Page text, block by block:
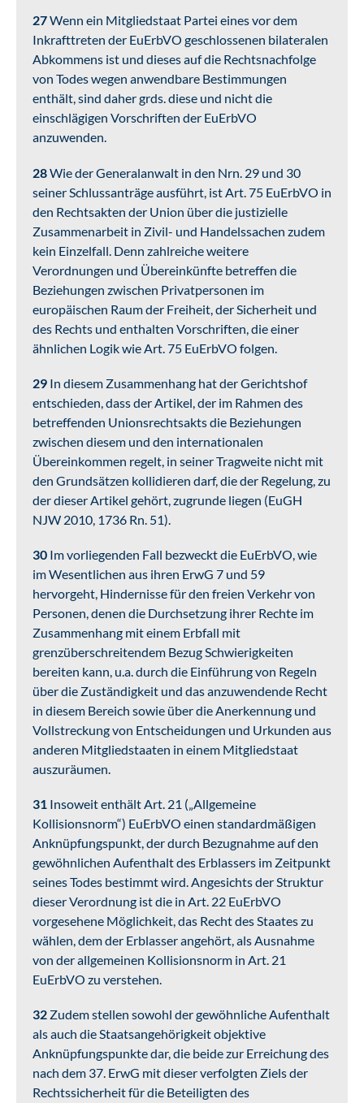
27Wenn ein Mitgliedstaat Partei eines vor dem
Inkrafttreten der EuErbVO geschlossenen bilateralen
Abkommens ist und dieses auf die Rechtsnachfolge
von Todes wegen anwendbare Bestimmungen
enthält, sind daher grds. diese und nicht die
einschlägigen Vorschriften der EuErbVO
anzuwenden.
28Wie der Generalanwalt in den Nrn. 29 und 30
seiner Schlussanträge ausführt, ist Art. 75 EuErbVO in
den Rechtsakten der Union über die justizielle
Zusammenarbeit in Zivil- und Handelssachen zudem
kein Einzelfall. Denn zahlreiche weitere
Verordnungen und Übereinkünfte betreffen die
Beziehungen zwischen Privatpersonen im
europäischen Raum der Freiheit, der Sicherheit und
des Rechts und enthalten Vorschriften, die einer
ähnlichen Logik wie Art. 75 EuErbVO folgen.
29 In diesem Zusammenhang hat der Gerichtshof
entschieden, dass der Artikel, der im Rahmen des
betreffenden Unionsrechtsakts die Beziehungen
zwischen diesem und den internationalen
Übereinkommen regelt, in seiner Tragweite nicht mit
den Grundsätzen kollidieren darf, die der Regelung, zu
der dieser Artikel gehört, zugrunde liegen (EuGH
NJW 2010, 1736 Rn. 51).
30 Im vorliegenden Fall bezweckt die EuErbVO, wie
im Wesentlichen aus ihren ErwG 7 und 59
hervorgeht, Hindernisse für den freien Verkehr von
Personen, denen die Durchsetzung ihrer Rechte im
Zusammenhang mit einem Erbfall mit
grenzüberschreitendem Bezug Schwierigkeiten
bereiten kann, u.a. durch die Einführung von Regeln
über die Zuständigkeit und das anzuwendende Recht
in diesem Bereich sowie über die Anerkennung und
Vollstreckung von Entscheidungen und Urkunden aus
anderen Mitgliedstaaten in einem Mitgliedstaat
auszuräumen.
31 Insoweit enthält Art. 21 („Allgemeine
Kollisionsnorm“) EuErbVO einen standardmäßigen
Anknüpfungspunkt, der durch Bezugnahme auf den
gewöhnlichen Aufenthalt des Erblassers im Zeitpunkt
seines Todes bestimmt wird. Angesichts der Struktur
dieser Verordnung ist die in Art. 22 EuErbVO
vorgesehene Möglichkeit, das Recht des Staates zu
wählen, dem der Erblasser angehört, als Ausnahme
von der allgemeinen Kollisionsnorm in Art. 21
EuErbVO zu verstehen.
32 Zudem stellen sowohl der gewöhnliche Aufenthalt
als auch die Staatsangehörigkeit objektive
Anknüpfungspunkte dar, die beide zur Erreichung des
nach dem 37. ErwG mit dieser verfolgten Ziels der
Rechtssicherheit für die Beteiligten des